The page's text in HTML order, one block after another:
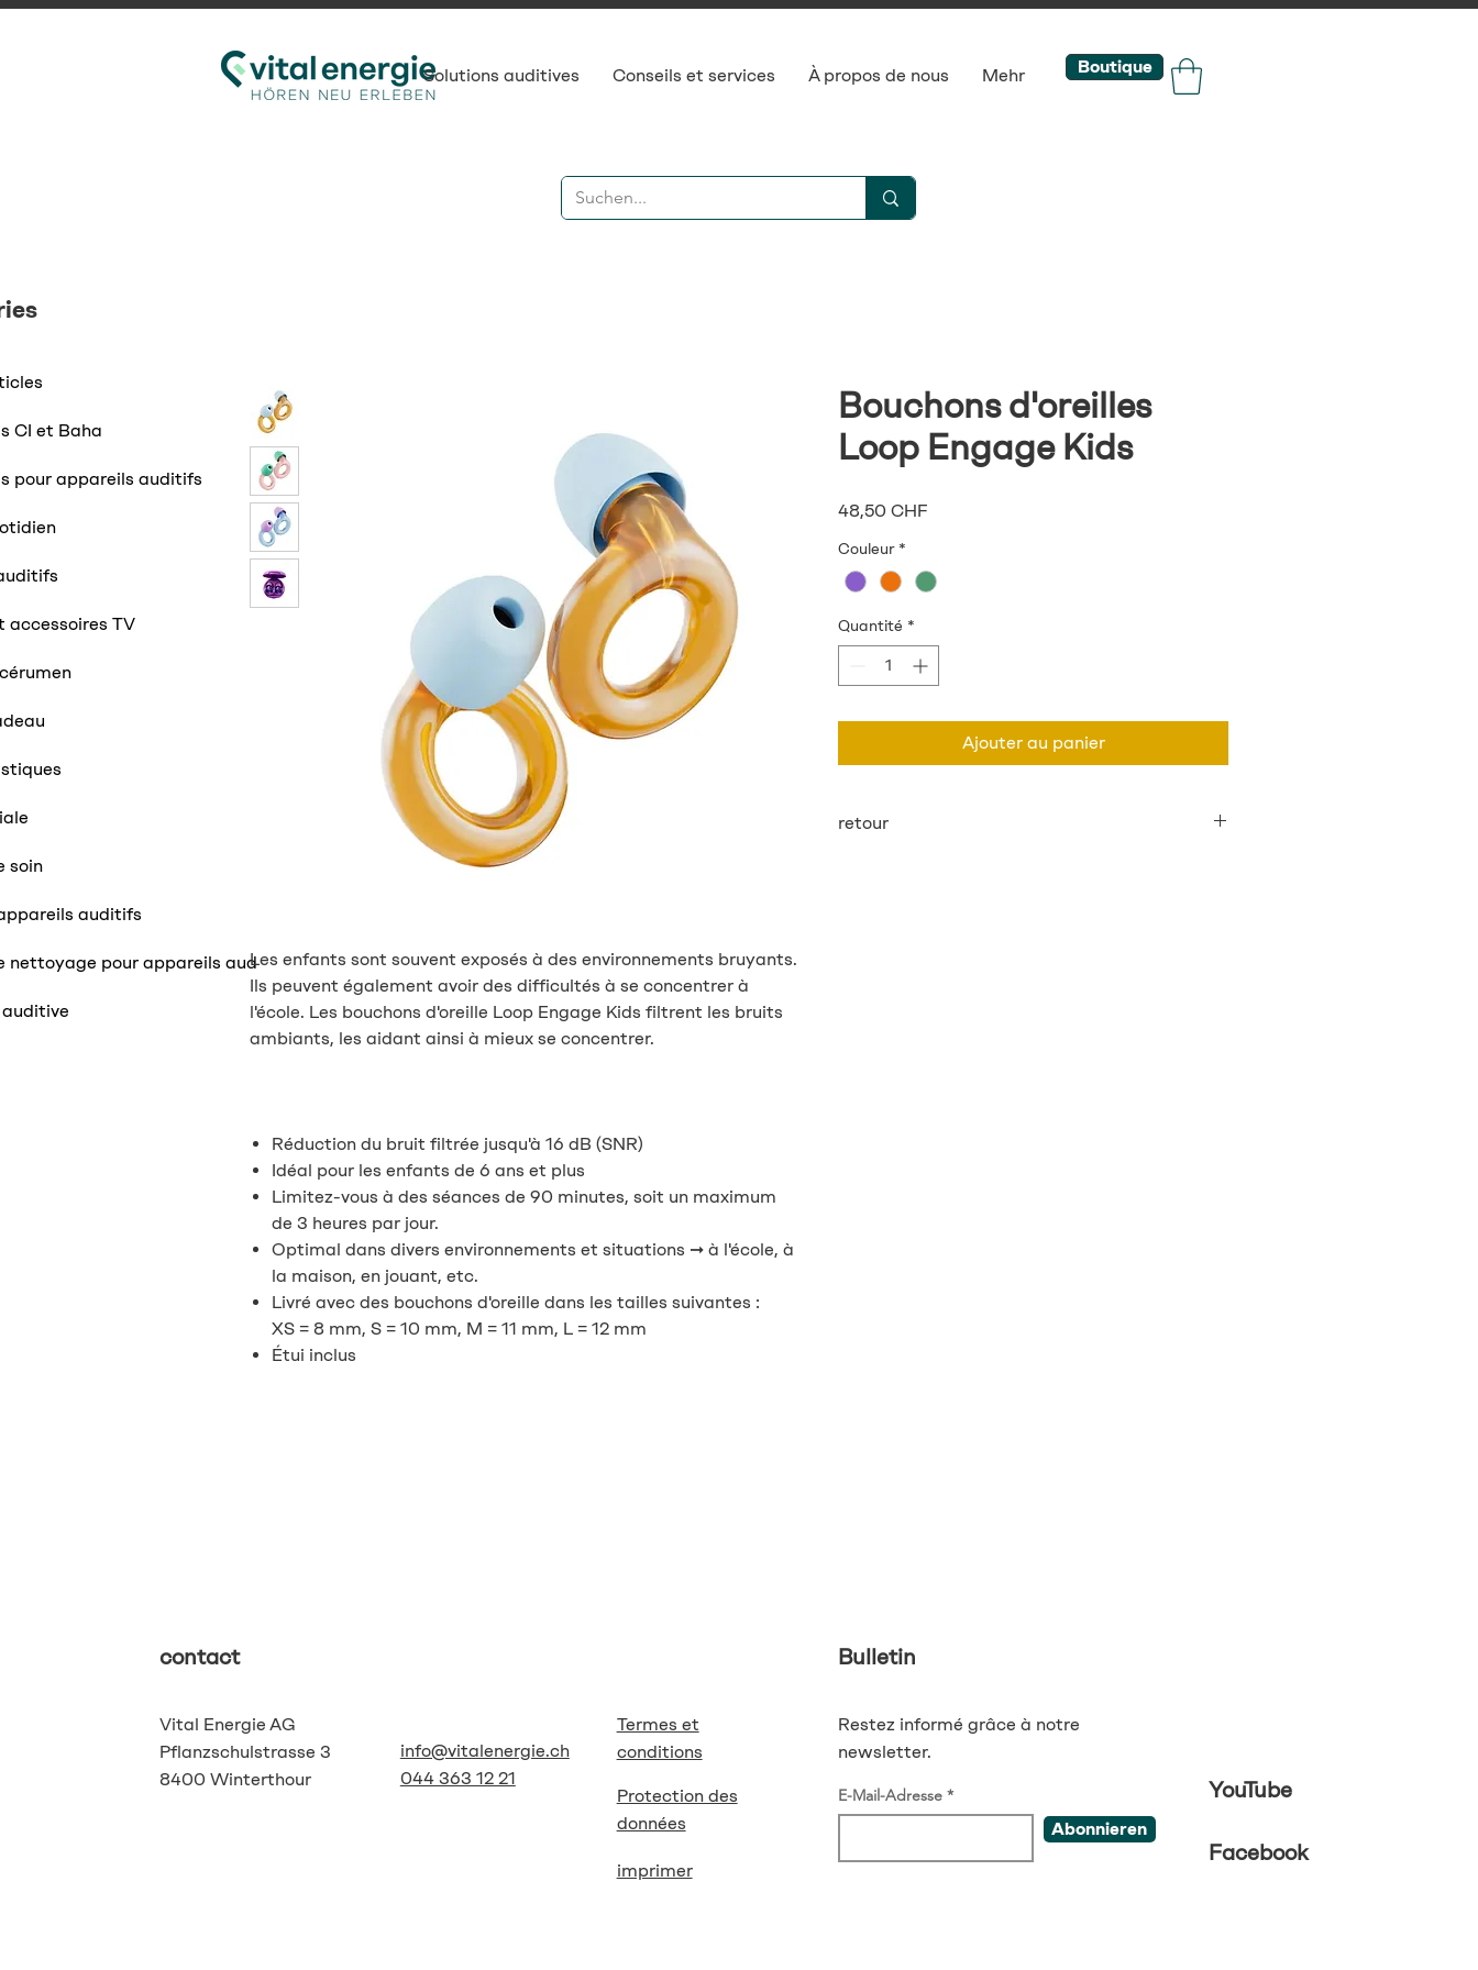
Solutions auditives Conseils et services À propos de nous Mehr Boutique
CI et Baha
pour appareils auditifs
accessoires TV
soin
auditifs
nettoyage pour appareils audLes enfants sont souvent exposés à des environnements bruyants.
Ils peuvent également avoir des difficultés à se concentrer à
l'école. Les bouchons d'oreille Loop Engage Kids filtrent les bruits
ambiants, les aidant ainsi à mieux se concentrer.
Réduction du bruit filtrée jusqu'à 16 dB (SNR)
Idéal pour les enfants de 6 ans et plus
Limitez-vous à des séances de 90 minutes, soit un maximum
de 3 heures par jour.
Optimal dans divers environnements et situations ➞ à l'école, à
la maison, en jouant, etc.
Livré avec des bouchons d'oreille dans les tailles suivantes :
XS = 8 mm, S = 10 mm, M = 11 mm, L = 12 mm
Étui inclus
Bouchons d'oreilles
Loop Engage Kids
48,50 CHFPrix
Couleur *
Quantité *
Ajouter au panier
retour
contact
Vital Energie AG
Pflanzschulstrasse 3
8400 Winterthour
info@vitalenergie.ch
044 363 12 21
Termes et
conditions
Protection des
données
imprimer
Bulletin
Restez informé grâce à notre
newsletter.
E-Mail-Adresse
Abonnieren
YouTube
Facebook